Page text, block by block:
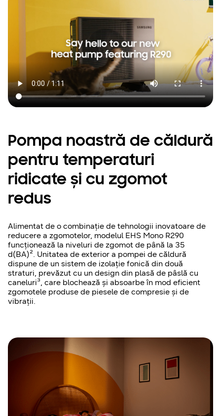
Pompa noastră de căldură
pentru temperaturi
ridicate și cu zgomot
redus
Alimentat de o combinație de tehnologii inovatoare de
reducere a zgomotelor, modelul EHS Mono R290
funcționează la niveluri de zgomot de până la 35
d(BA)². Unitatea de exterior a pompei de căldură
dispune de un sistem de izolație fonică din două
straturi, prevăzut cu un design din plasă de pâslă cu
caneluri³, care blochează și absoarbe în mod eficient
zgomotele produse de piesele de compresie și de
vibrații.